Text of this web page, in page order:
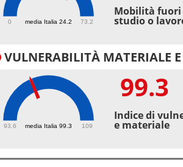
media Italia 24.2
0 73.2
Mobilità fuori
studio o
VULNERABILITÀ MATERIALE E
media Italia 99.3
93.6 109
99.3
Indice di
e materiale